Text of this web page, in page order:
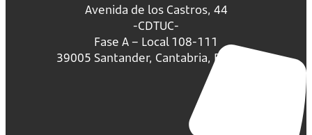
Avenida de los Castros, 44
-CDTUC-
Fase A – Local 108-111
39005 Santander, Cantabria, España.